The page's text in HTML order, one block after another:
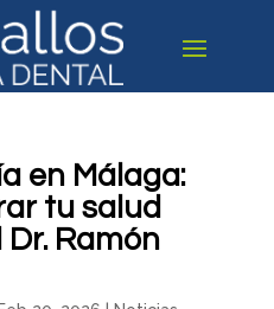
en Málaga:
tu salud
Ramón